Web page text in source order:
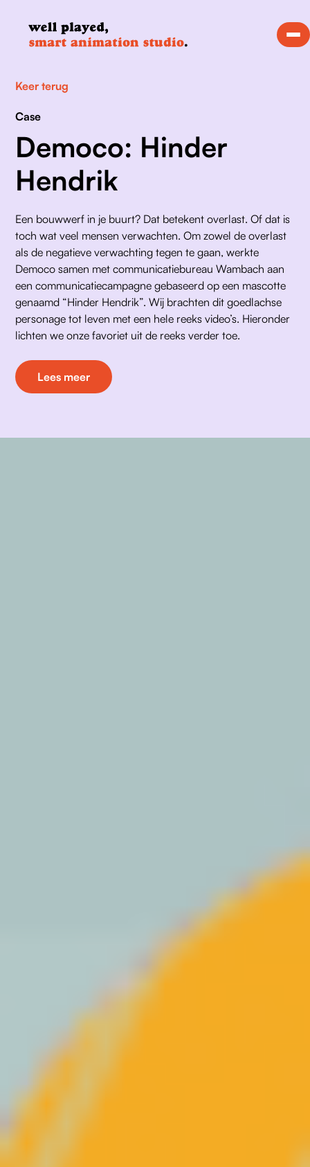
Keer terug
Case
Democo: Hinder
Hendrik
Een bouwwerf in je buurt? Dat betekent overlast. Of dat is
toch wat veel mensen verwachten. Om zowel de overlast
als de negatieve verwachting tegen te gaan, werkte
Democo samen met communicatiebureau Wambach aan
een communicatiecampagne gebaseerd op een mascotte
genaamd “Hinder Hendrik”. Wij brachten dit goedlachse
personage tot leven met een hele reeks video’s. Hieronder
lichten we onze favoriet uit de reeks verder toe.
Lees meer